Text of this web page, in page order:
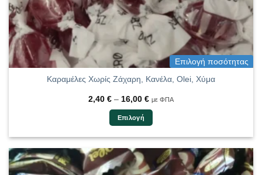
Επιλογή ποσότητας
Καραμέλες Χωρίς Ζάχαρη, Κανέλα, Olei, Χύμα
2,40 € – 16,00 €Price
range:
2,40 €
16,00 €
με ΦΠΑ
Επιλογή
προϊόν
έχει